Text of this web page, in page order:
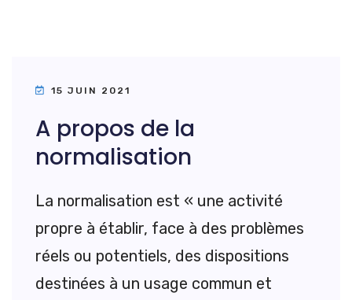
15 JUIN 2021
A propos de la
normalisation
La normalisation est « une activité
propre à établir, face à des problèmes
réels ou potentiels, des dispositions
destinées à un usage commun et